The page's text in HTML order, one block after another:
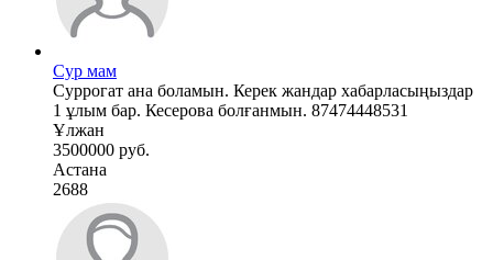
Сур мам
Суррогат ана боламын. Керек жандар хабарласыңыздар
1 ұлым бар. Кесерова болғанмын. 87474448531
Ұлжан
3500000 руб.
Астана
2688